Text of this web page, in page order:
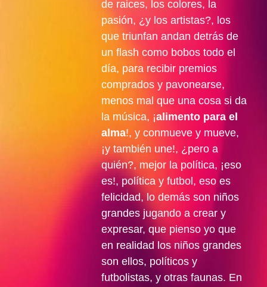
de raices, los colores, la
pasión, ¿y los artistas?, los
que triunfan andan detrás de
un flash como bobos todo el
día, para recibir premios
comprados y pavonearse,
menos mal que una cosa si da
la música, ¡alimento para el
alma!, y conmueve y mueve,
¡y también une!, ¿pero a
quién?, mejor la política, ¡eso
es!, política y futbol, eso es
felicidad, lo demás son niños
grandes jugando a crear y
expresar, que pienso yo que
en realidad los niños grandes
son ellos, políticos y
futbolistas, y otras faunas. En